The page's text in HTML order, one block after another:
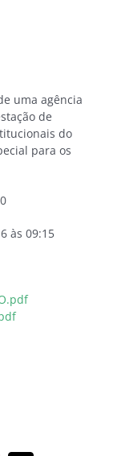
uma agência
de
do
para os
às 09:15